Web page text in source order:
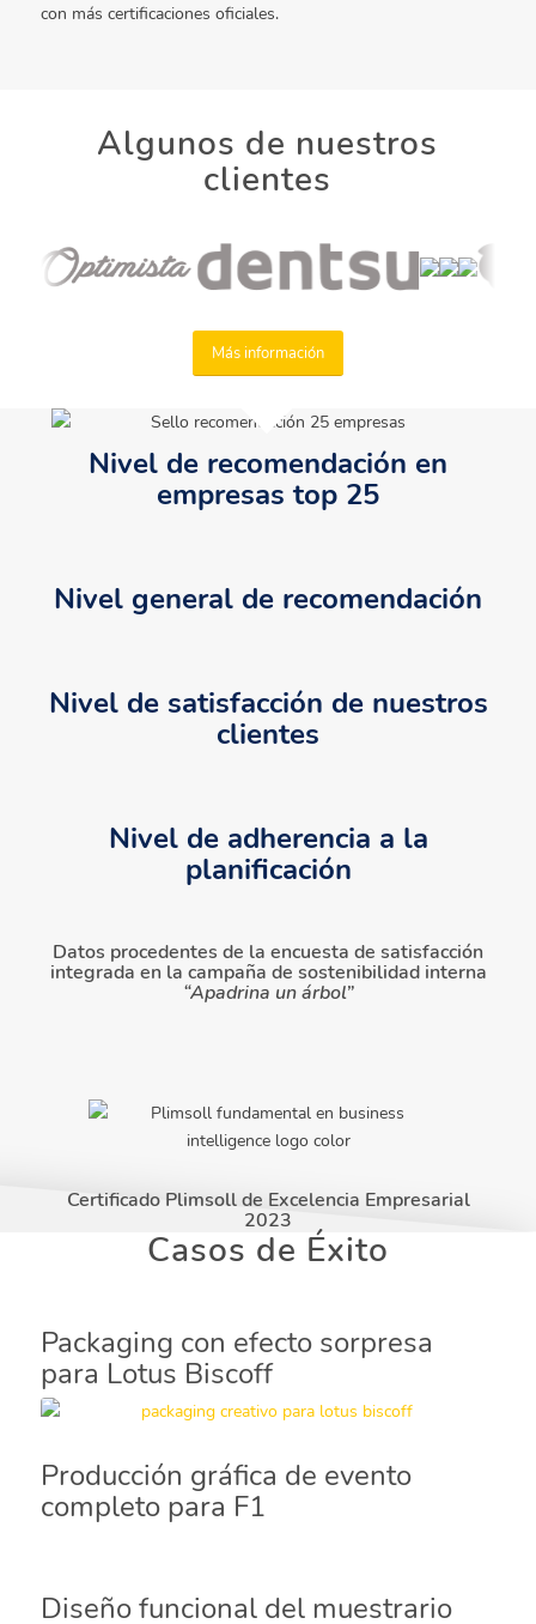
con más certificaciones oficiales.
Algunos de nuestros
clientes
Más información
Nivel de recomendación en
empresas top 25
Nivel general de recomendación
Nivel de satisfacción de nuestros
clientes
Nivel de adherencia a la
planificación
Datos procedentes de la encuesta de satisfacción
integrada en la campaña de sostenibilidad interna
“Apadrina un árbol”
Certificado Plimsoll de Excelencia Empresarial
2023
Casos de Éxito
Packaging con efecto sorpresa
para Lotus Biscoff
Producción gráfica de evento
completo para F1
Diseño funcional del muestrario